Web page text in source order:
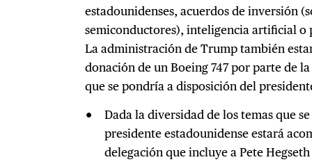
estadounidenses, acuerdos de inversión
semiconductores), inteligencia artificial o
La administración de Trump también
donación de un Boeing 747 por parte de
que se pondría a disposición del
Dada la diversidad de los temas que
presidente estadounidense estará
delegación que incluye a Pete